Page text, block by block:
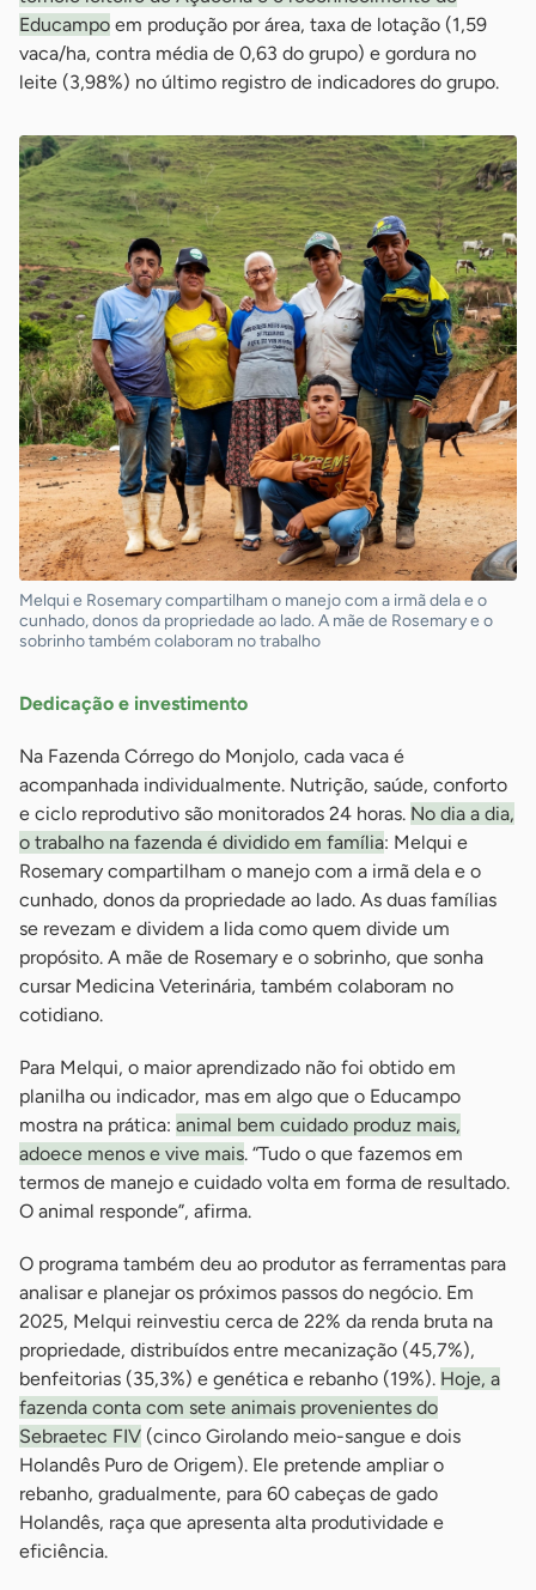
Educampo em produção por área, taxa de lotação (1,59
vaca/ha, contra média de 0,63 do grupo) e gordura no
leite (3,98%) no último registro de indicadores do grupo.
Melqui e Rosemary compartilham o manejo com a irmã dela e o
cunhado, donos da propriedade ao lado. A mãe de Rosemary e o
sobrinho também colaboram no trabalho
Dedicação e investimento
Na Fazenda Córrego do Monjolo, cada vaca é
acompanhada individualmente. Nutrição, saúde, conforto
e ciclo reprodutivo são monitorados 24 horas. No dia a dia,
o trabalho na fazenda é dividido em família: Melqui e
Rosemary compartilham o manejo com a irmã dela e o
cunhado, donos da propriedade ao lado. As duas famílias
se revezam e dividem a lida como quem divide um
propósito. A mãe de Rosemary e o sobrinho, que sonha
cursar Medicina Veterinária, também colaboram no
cotidiano.
Para Melqui, o maior aprendizado não foi obtido em
planilha ou indicador, mas em algo que o Educampo
mostra na prática: animal bem cuidado produz mais,
adoece menos e vive mais. “Tudo o que fazemos em
termos de manejo e cuidado volta em forma de resultado.
O animal responde”, afirma.
O programa também deu ao produtor as ferramentas para
analisar e planejar os próximos passos do negócio. Em
2025, Melqui reinvestiu cerca de 22% da renda bruta na
propriedade, distribuídos entre mecanização (45,7%),
benfeitorias (35,3%) e genética e rebanho (19%). Hoje, a
fazenda conta com sete animais provenientes do
Sebraetec FIV (cinco Girolando meio-sangue e dois
Holandês Puro de Origem). Ele pretende ampliar o
rebanho, gradualmente, para 60 cabeças de gado
Holandês, raça que apresenta alta produtividade e
eficiência.